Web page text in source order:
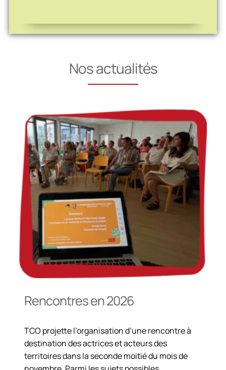
Nos actualités
Rencontres en 2026
TCO projette l’organisation d’une rencontre à
destination des actrices et acteurs des
territoires dans la seconde moitié du mois de